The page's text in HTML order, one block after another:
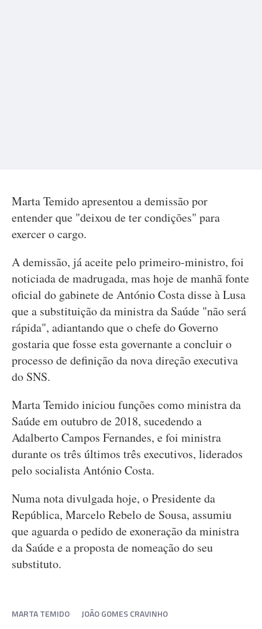
Marta Temido apresentou a demissão por
entender que "deixou de ter condições" para
exercer o cargo.
A demissão, já aceite pelo primeiro-ministro, foi
noticiada de madrugada, mas hoje de manhã fonte
oficial do gabinete de António Costa disse à Lusa
que a substituição da ministra da Saúde "não será
rápida", adiantando que o chefe do Governo
gostaria que fosse esta governante a concluir o
processo de definição da nova direção executiva
do SNS.
Marta Temido iniciou funções como ministra da
Saúde em outubro de 2018, sucedendo a
Adalberto Campos Fernandes, e foi ministra
durante os três últimos três executivos, liderados
pelo socialista António Costa.
Numa nota divulgada hoje, o Presidente da
República, Marcelo Rebelo de Sousa, assumiu
que aguarda o pedido de exoneração da ministra
da Saúde e a proposta de nomeação do seu
substituto.
MARTA TEMIDO
JOÃO GOMES CRAVINHO